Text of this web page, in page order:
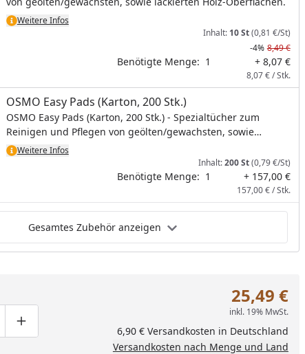
Weitere Infos
Inhalt: 10 St(0,81 €/St)
-4% 8,49 €
Benötigte Menge: 1 + 8,07 €
8,07 € / Stk.
OSMO Easy Pads (Karton, 200 Stk.)
OSMO Easy Pads (Karton, 200 Stk.) - Spezialtücher zum
Reinigen und Pflegen von geölten/gewachsten, sowie
lackierten Holz-Oberflächen.
Weitere Infos
Inhalt:200 St(0,79 €/St)
Benötigte Menge: 1 + 157,00 €
157,00 € / Stk.
Gesamtes Zubehör anzeigen
um eins verringern
manuell eingeben
Produktmenge um eins erhöhen
25,49 €
inkl. 19% MwSt.
6,90 € Versandkosten in Deutschland
Versandkosten nach Menge und Land